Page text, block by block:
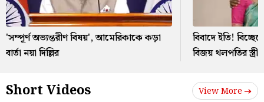
'সম্পূর্ণ অভ্যন্তরীণ বিষয়', আমেরিকাকে কড়া
বার্তা নয়া দিল্লির
বিবাদে ইতি!
বিজয় থলপতির স্ত্রী
Short Videos View More